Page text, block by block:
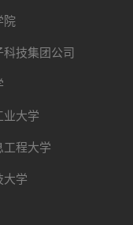
院
科技集团公司
业大学
工程大学
大学